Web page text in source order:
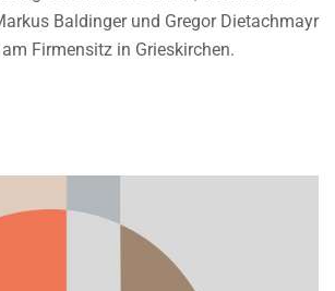
Baldinger und Gregor Dietachmayr
Firmensitz in Grieskirchen.